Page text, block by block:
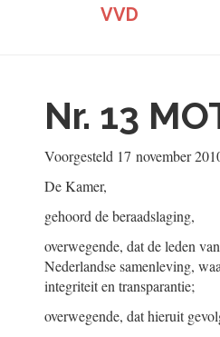
VVD
Nr. 13
Voorgesteld 17 november
De Kamer,
gehoord de beraadslaging,
overwegende, dat de leden
Nederlandse samenleving,
integriteit en transparantie;
overwegende, dat hieruit